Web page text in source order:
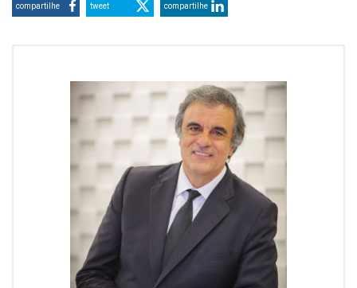
compartilhe tweet compartilhe